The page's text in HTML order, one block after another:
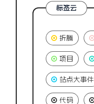
标签云
折腾
项目
站点大事件
代码